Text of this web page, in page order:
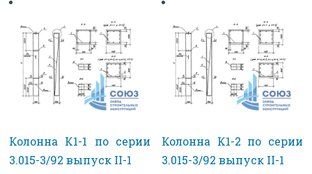
Колонна К1-1 по серии
3.015-3/92 выпуск II-1
Колонна К1-2 по серии
3.015-3/92 выпуск II-1